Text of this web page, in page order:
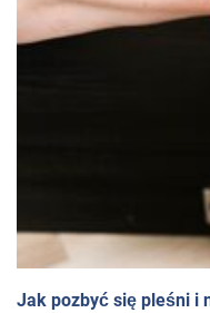
Jak pozbyć się pleśni i